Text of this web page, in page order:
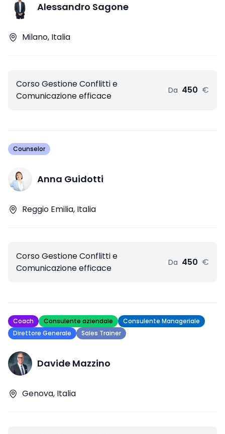
Alessandro Sagone
Milano, Italia
Corso Gestione Conflitti e
Comunicazione efficace
Da 450 €
Counselor
Anna Guidotti
Reggio Emilia, Italia
Corso Gestione Conflitti e
Comunicazione efficace
Da 450 €
Coach Consulente aziendale
Consulente Manageriale
Direttore Generale
Sales Trainer
Davide Mazzino
Genova, Italia